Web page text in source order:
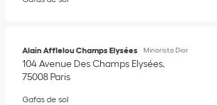
Alain Afflelou Champs Elysées Minorista Dior
104 Avenue Des Champs Elysées
75008 Paris
Gafas de sol